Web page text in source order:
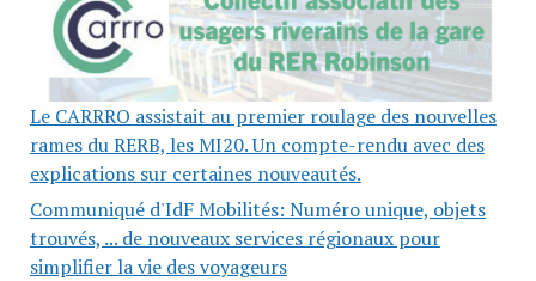
Le CARRRO assistait au premier roulage des nouvelles
rames du RERB, les MI20. Un compte-rendu avec des
explications sur certaines nouveautés.
Communiqué d'IdF Mobilités: Numéro unique, objets
trouvés, ... de nouveaux services régionaux pour
simplifier la vie des voyageurs